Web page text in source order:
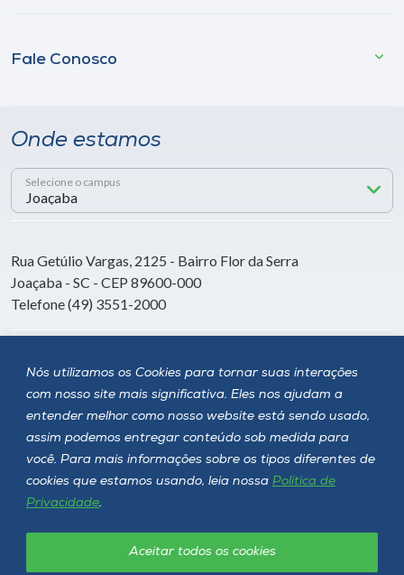
Nós utilizamos os Cookies para tornar suas interações
com nosso site mais significativa. Eles nos ajudam a
entender melhor como nosso website está sendo usado,
assim podemos entregar conteúdo sob medida para
você. Para mais informações sobre os tipos diferentes de
cookies que estamos usando, leia nossa Política de
Privacidade.
Aceitar todos os cookies
Fale Conosco
Onde estamos
Selecione o campus
Rua Getúlio Vargas, 2125 - Bairro Flor da Serra
Joaçaba - SC - CEP 89600-000
Telefone (49) 3551-2000
Siga a Unoesc
Política de privacidade LGPD